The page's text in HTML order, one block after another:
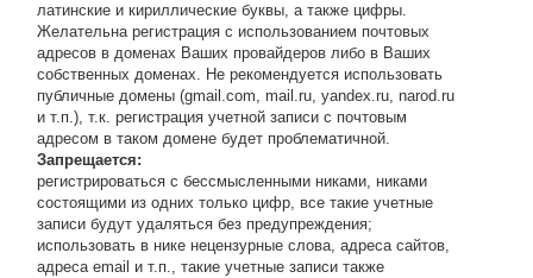
латинские и кириллические буквы, а также цифры.
Желательна регистрация с использованием почтовых
адресов в доменах Ваших провайдеров либо в Ваших
собственных доменах. Не рекомендуется использовать
публичные домены (gmail.com, mail.ru, yandex.ru, narod.ru
и т.п.), т.к. регистрация учетной записи с почтовым
адресом в таком домене будет проблематичной.
Запрещается:
регистрироваться с бессмысленными никами, никами
состоящими из одних только цифр, все такие учетные
записи будут удаляться без предупреждения;
использовать в нике нецензурные слова, адреса сайтов,
адреса email и т.п., такие учетные записи также